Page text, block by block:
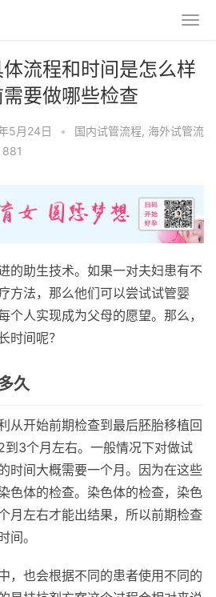
流程和时间是怎么样
要做哪些检查
5月24日 • 国内试管流程, 海外试管流
881
的助生技术。如果一对夫妇患有不
方法，那么他们可以尝试试管婴
个人实现成为父母的愿望。那么，
时间呢？
久
从开始前期检查到最后胚胎移植回
3个月左右。一般情况下对做试
时间大概需要一个月。因为在这些
色体的检查。染色体的检查，染色
月左右才能出结果，所以前期检查
间。
，也会根据不同的患者使用不同的